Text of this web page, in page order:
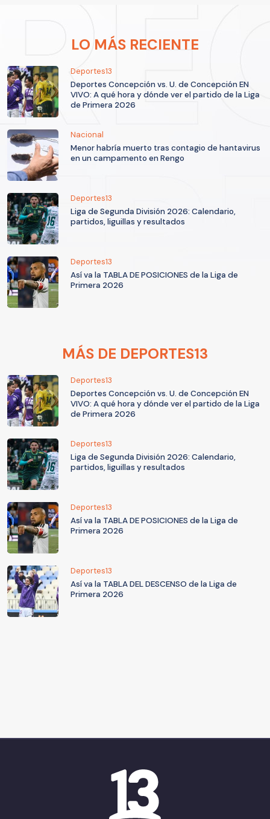
LO MÁS RECIENTE
Deportes13
Deportes Concepción vs. U. de Concepción EN
VIVO: A qué hora y dónde ver el partido de la Liga
de Primera 2026
Nacional
Menor habría muerto tras contagio de hantavirus
en un campamento en Rengo
Deportes13
Liga de Segunda División 2026: Calendario,
partidos, liguillas y resultados
Deportes13
Así va la TABLA DE POSICIONES de la Liga de
Primera 2026
MÁS DE DEPORTES13
Deportes13
Deportes Concepción vs. U. de Concepción EN
VIVO: A qué hora y dónde ver el partido de la Liga
de Primera 2026
Deportes13
Liga de Segunda División 2026: Calendario,
partidos, liguillas y resultados
Deportes13
Así va la TABLA DE POSICIONES de la Liga de
Primera 2026
Deportes13
Así va la TABLA DEL DESCENSO de la Liga de
Primera 2026